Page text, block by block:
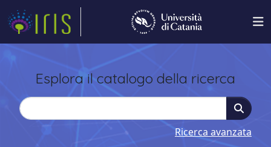
Esplora il catalogo della ricerca
Ricerca avanzata